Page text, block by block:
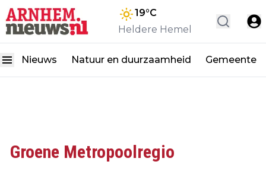
19°C
Heldere Hemel
Nieuws Natuur en duurzaamheid Gemeente
Groene Metropoolregio